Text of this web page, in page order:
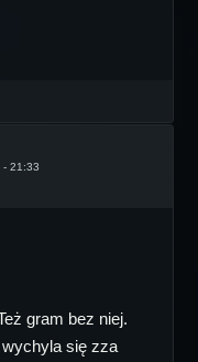
- 21:33
gram bez niej.
się zza